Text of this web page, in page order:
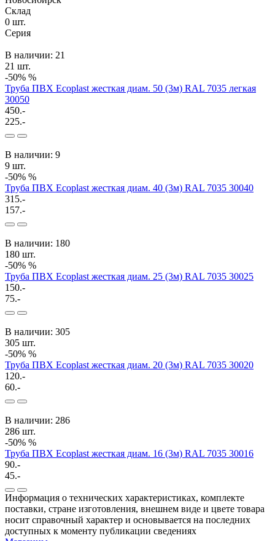
Склад
0 шт.
Серия
В наличии: 21
21 шт.
-50% %
Труба ПВХ Ecoplast жесткая диам. 50 (3м) RAL 7035 легкая
30050
450.-
225.-
В наличии: 9
9 шт.
-50% %
Труба ПВХ Ecoplast жесткая диам. 40 (3м) RAL 7035 30040
315.-
157.-
В наличии: 180
180 шт.
-50% %
Труба ПВХ Ecoplast жесткая диам. 25 (3м) RAL 7035 30025
150.-
75.-
В наличии: 305
305 шт.
-50% %
Труба ПВХ Ecoplast жесткая диам. 20 (3м) RAL 7035 30020
120.-
60.-
В наличии: 286
286 шт.
-50% %
Труба ПВХ Ecoplast жесткая диам. 16 (3м) RAL 7035 30016
90.-
45.-
Информация о технических характеристиках, комплекте
поставки, стране изготовления, внешнем виде и цвете товара
носит справочный характер и основывается на последних
доступных к моменту публикации сведениях